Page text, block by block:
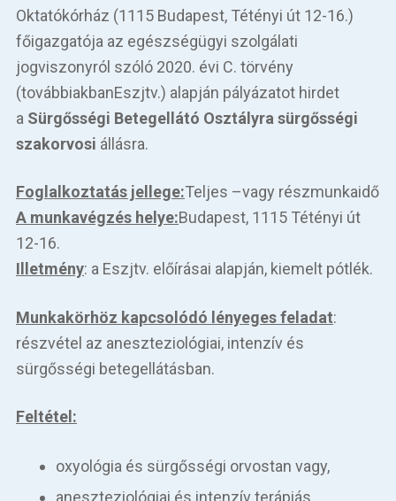
Oktatókórház (1115 Budapest, Tétényi út 12-16.)
főigazgatója az egészségügyi szolgálati
jogviszonyról szóló 2020. évi C. törvény
(továbbiakbanEszjtv.) alapján pályázatot hirdet
a Sürgősségi Betegellátó Osztályra sürgősségi
szakorvosi állásra.
Foglalkoztatás jellege:Teljes –vagy részmunkaidő
A munkavégzés helye:Budapest, 1115 Tétényi út
12-16.
Illetmény: a Eszjtv. előírásai alapján, kiemelt pótlék.
Munkakörhöz kapcsolódó lényeges feladat:
részvétel az aneszteziológiai, intenzív és
sürgősségi betegellátásban.
Feltétel:
oxyológia és sürgősségi orvostan vagy,
aneszteziológiai és intenzív terápiás